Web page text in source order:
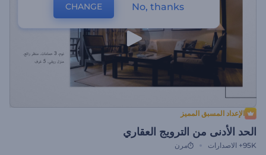
الإعداد المسبق المميز
الحد الأدنى من الترويج العقاري
95K+ الاصدارات مرن
CHANGE No, thanks